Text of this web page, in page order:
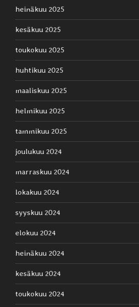
heinäkuu 2025
kesäkuu 2025
toukokuu 2025
huhtikuu 2025
maaliskuu 2025
helmikuu 2025
tammikuu 2025
joulukuu 2024
marraskuu 2024
lokakuu 2024
syyskuu 2024
elokuu 2024
heinäkuu 2024
kesäkuu 2024
toukokuu 2024